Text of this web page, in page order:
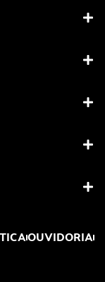
OUVIDORIA